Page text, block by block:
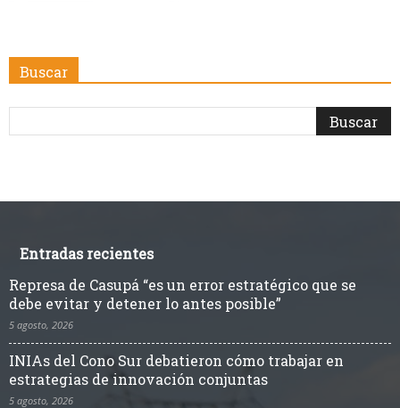
Buscar
Entradas recientes
Represa de Casupá “es un error estratégico que se
debe evitar y detener lo antes posible”
5 agosto, 2026
INIAs del Cono Sur debatieron cómo trabajar en
estrategias de innovación conjuntas
5 agosto, 2026